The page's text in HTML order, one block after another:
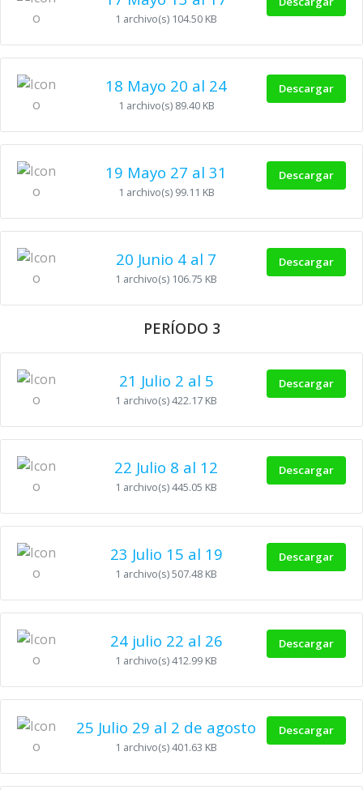
1 archivo(s) 104.50 KB
18 Mayo 20 al 24
1 archivo(s) 89.40 KB
Descargar
19 Mayo 27 al 31
1 archivo(s) 99.11 KB
Descargar
20 Junio 4 al 7
1 archivo(s) 106.75 KB
Descargar
PERÍODO 3
21 Julio 2 al 5
1 archivo(s)422.17 KB
Descargar
22 Julio 8 al 12
1 archivo(s)445.05 KB
Descargar
23 Julio 15 al 19
1 archivo(s)507.48 KB
Descargar
24 julio 22 al 26
1 archivo(s)412.99 KB
Descargar
25 Julio 29 al 2 de agosto
1 archivo(s)401.63 KB
Descargar